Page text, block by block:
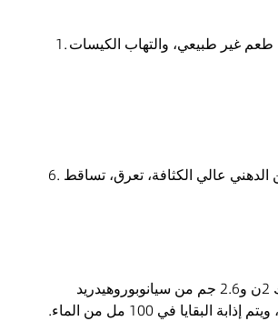
1. الجهاز الهضمي: الإسهال، البراز الرخو، الإسهال، آلام البطن، الإمساك، فقدان الشهية، الغثيان، القيء، حرقة المعدة (حدوث 0.1 إلى 5٪)، التهاب الفم، العطش، طعم غير طبيعي، والتهاب الكيسات
6. أخرى: شلل، تورم في الوجه، ضبابية في العينين، حمى، أنفلونزا، تعب، شعور بالتعب، فرط بوتاسيوم الدم، ارتفاع مستوى الأميليز في المصل، انخفاض البروتين الدهني عالي الكثافة، تعرق، تساقط
إلى محلول 2.0 جم من فاليول أمين في 50 مل من ن،ن-ثنائي ميثيل فورماميد يضاف 3.4 جم من ثنائي هيدروكسي أسيتون و1.5 مل من حمض الهيدروكلوريك 2ن و2.6 جم من سيانوبوروهيدريد
الصوديوم، ثم يقلب عند 60 إلى 70 درجة مئوية لمدة 16 ساعة. يتم تركيز محلول التفاعل تحت ضغط منخفض لتقطير ن،ن-ثنائي ميثيل فورماميد قدر الإمكان، ويتم إذابة البقايا في 100 مل من الماء.